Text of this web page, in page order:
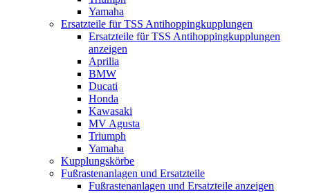
Yamaha
Ersatzteile für TSS Antihoppingkupplungen
Ersatzteile für TSS Antihoppingkupplungen
anzeigen
Aprilia
BMW
Ducati
Honda
Kawasaki
MV Agusta
Triumph
Yamaha
Kupplungskörbe
Fußrastenanlagen und Ersatzteile
Fußrastenanlagen und Ersatzteile anzeigen